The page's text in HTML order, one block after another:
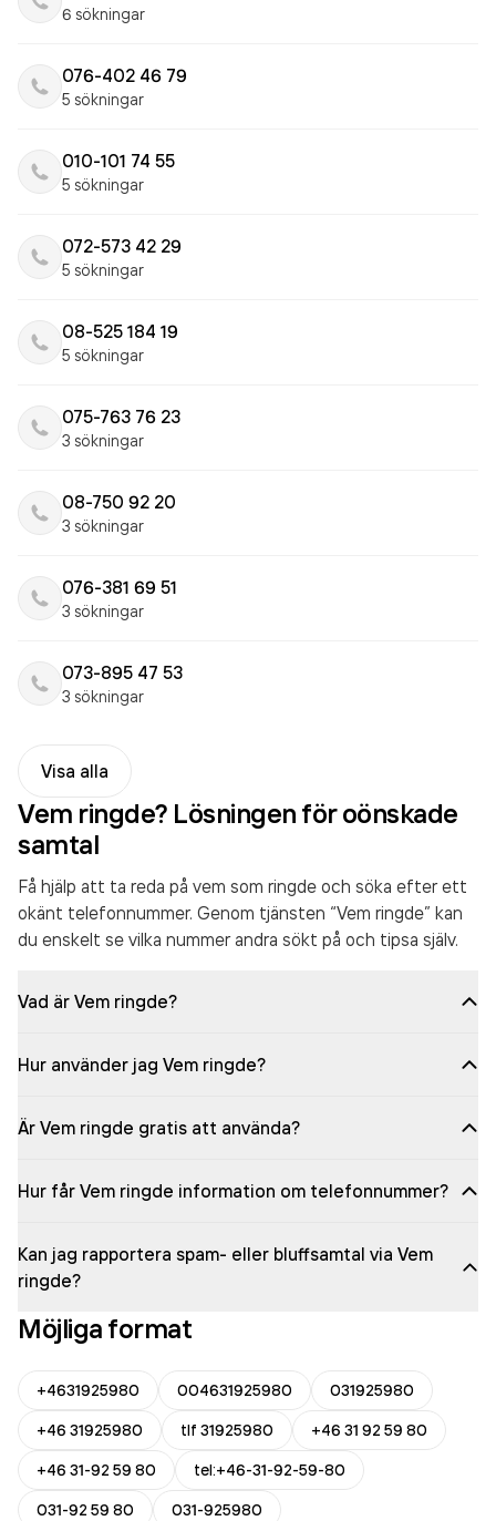
6 sökningar
076-402 46 79
5 sökningar
010-101 74 55
5 sökningar
072-573 42 29
5 sökningar
08-525 184 19
5 sökningar
075-763 76 23
3 sökningar
08-750 92 20
3 sökningar
076-381 69 51
3 sökningar
073-895 47 53
3 sökningar
Visa alla
Vem ringde? Lösningen för oönskade
samtal
Få hjälp att ta reda på vem som ringde och söka efter ett
okänt telefonnummer. Genom tjänsten “Vem ringde” kan
du enskelt se vilka nummer andra sökt på och tipsa själv.
Vad är Vem ringde?
Hur använder jag Vem ringde?
Är Vem ringde gratis att använda?
Hur får Vem ringde information om telefonnummer?
Kan jag rapportera spam- eller bluffsamtal via Vem
ringde?
Möjliga format
+4631925980 004631925980
031925980
+46 31925980
tlf 31925980
+46 31 92 59 80
+46 31-92 59 80
tel:+46-31-92-59-80
031-92 59 80
031-925980